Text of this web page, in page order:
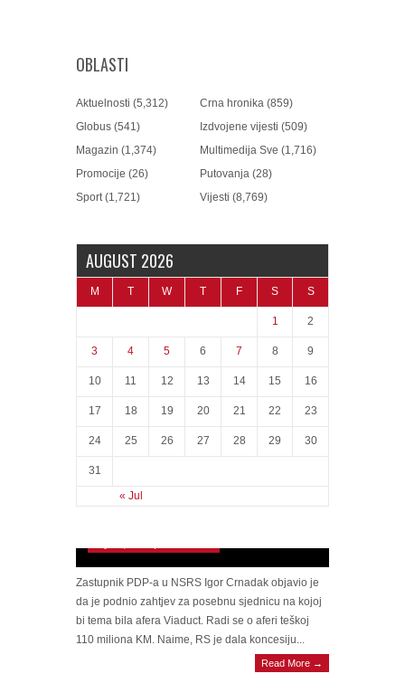
OBLASTI
Aktuelnosti (5,312) Crna hronika (859)
Globus (541) Izdvojene vijesti (509)
Magazin (1,374) Multimedija Sve (1,716)
Promocije (26) Putovanja (28)
Sport(1,721) Vijesti (8,769)
AUGUST 2026
M T W T F S S
« Jul
1 2
3 4 5 6 7 8 9
10 11 12 13 14 15 16
17 18 19 20 21 22 23
24 25 26 27 28 29 30
31
HOĆE LI PRISTATI Trenutak istine za
Zastupnik PDP-a u NSRS Igor Crnadak objavio je
da je podnio zahtjev za posebnu sjednicu na kojoj
bi tema bila afera Viaduct. Radi se o aferi teškoj
110 miliona KM. Naime, RS je dala koncesiju...
Read More →
POLITIKA Crnadak o zaokretu u slučaju